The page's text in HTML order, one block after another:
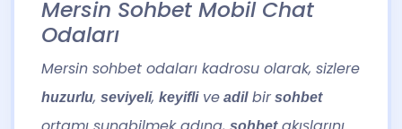
Mersin Sohbet Mobil Chat
Odaları
Mersin sohbet odaları kadrosu olarak, sizlere
huzurlu, seviyeli, keyifli ve adilbirsohbet